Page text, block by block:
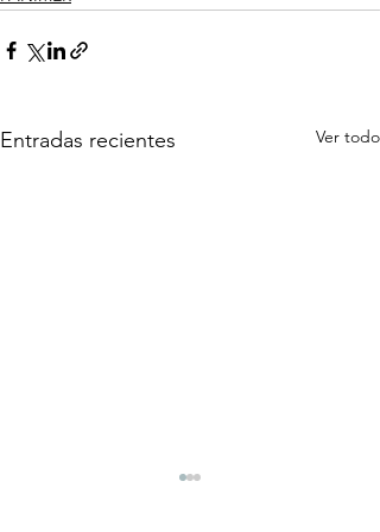
Entradas recientes Ver todo